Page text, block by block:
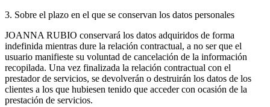
3. Sobre el plazo en el que se conservan los datos personales
JOANNA RUBIO conservará los datos adquiridos de forma
indefinida mientras dure la relación contractual, a no ser que el
usuario manifieste su voluntad de cancelación de la información
recopilada. Una vez finalizada la relación contractual con el
prestador de servicios, se devolverán o destruirán los datos de los
clientes a los que hubiesen tenido que acceder con ocasión de la
prestación de servicios.